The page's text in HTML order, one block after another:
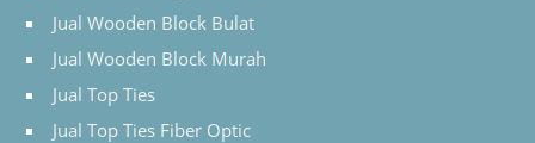
Jual Wooden Block Bulat
Jual Wooden Block Murah
Jual Top Ties
Jual Top Ties Fiber Optic